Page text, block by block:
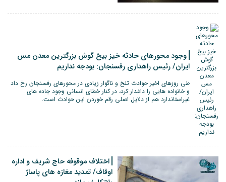
وجود محورهای حادثه خیز بیخ گوش بزرگترین معدن مس
ایران/ رئیس راهداری رفسنجان: بودجه نداریم
طی روزهای اخیر حوادث تلخ و ناگوار زیادی در محورهای رفسنجان رخ داد
و خانواده هایی را داغدار کرد، در کنار خطای انسانی وجود جاده های
غیراستاندارد هم از دلایل اصلی رقم خوردن این حوادث است.
اختلاف موقوفه حاج شریف و اداره
اوقاف/ تمدید مغازه های پاساژ